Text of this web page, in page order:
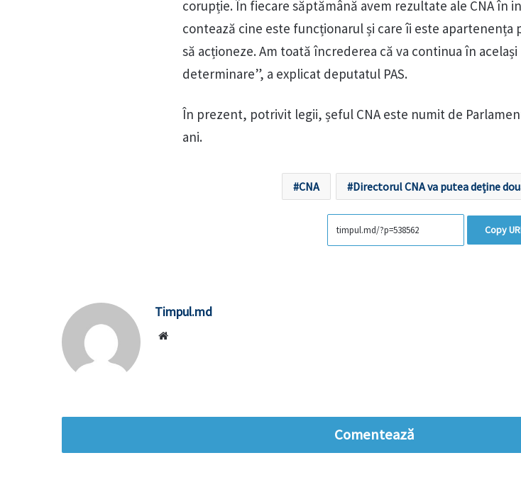
corupție. În fiecare săptămână avem rezultate ale CNA în
contează cine este funcționarul și care îi este apartenența
să acționeze. Am toată încrederea că va continua în același
determinare”, a explicat deputatul PAS.
În prezent, potrivit legii, șeful CNA este numit de
ani.
CNA Directorul CNA va putea deține
Copy
Timpul.md
Comentează